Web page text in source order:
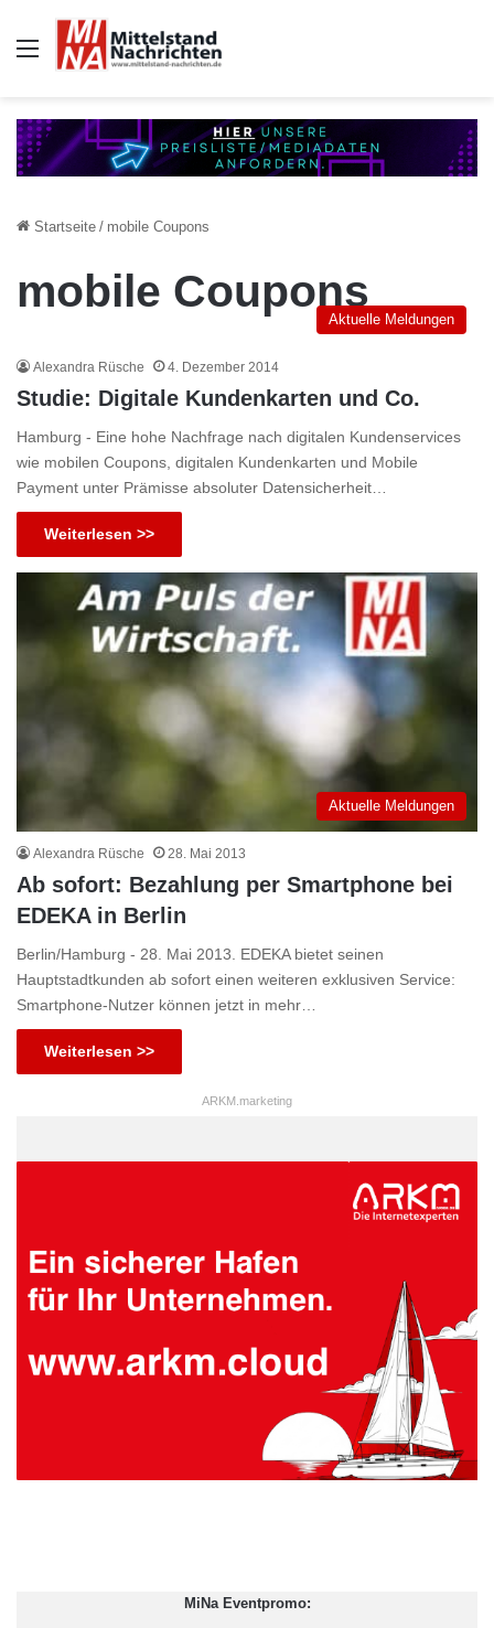
Auswahl
Startseite / mobile Coupons
mobile Coupons
Aktuelle Meldungen
Alexandra Rüsche 4. Dezember 2014
Studie: Digitale Kundenkarten und Co.
Hamburg - Eine hohe Nachfrage nach digitalen Kundenservices
wie mobilen Coupons, digitalen Kundenkarten und Mobile
Payment unter Prämisse absoluter Datensicherheit…
Weiterlesen >>
Aktuelle Meldungen
Alexandra Rüsche 28. Mai 2013
Ab sofort: Bezahlung per Smartphone bei
EDEKA in Berlin
Berlin/Hamburg - 28. Mai 2013. EDEKA bietet seinen
Hauptstadtkunden ab sofort einen weiteren exklusiven Service:
Smartphone-Nutzer können jetzt in mehr…
Weiterlesen >>
ARKM.marketing
MiNa Eventpromo: